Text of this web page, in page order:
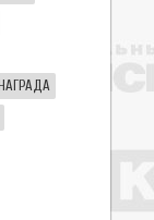
НАГРАДА